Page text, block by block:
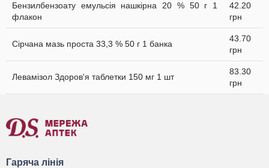
Бензилбензоату емульсія нашкірна 20 % 50 г 1
флакон
42.20
грн
Сірчана мазь проста 33,3 % 50 г 1 банка
43.70
грн
Левамізол Здоров'я таблетки 150 мг 1 шт
83.30
грн
Гаряча лінія